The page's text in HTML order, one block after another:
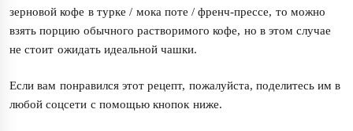
зерновой кофе в турке / мока поте / френч-прессе, то можно
взять порцию обычного растворимого кофе, но в этом случае
не стоит ожидать идеальной чашки.
Если вам понравился этот рецепт, пожалуйста, поделитесь им в
любой соцсети с помощью кнопок ниже.